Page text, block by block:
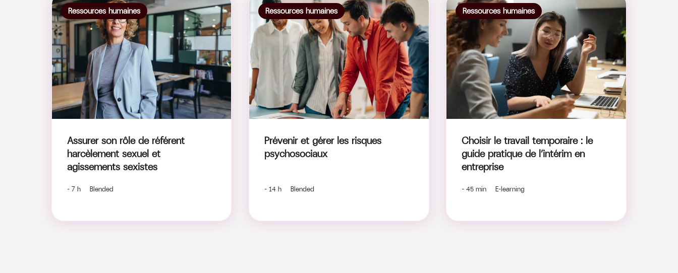
Ressources humaines
Assurer son rôle de référent
harcèlement sexuel et
agissements sexistes
- 7 h Blended
Ressources humaines
Prévenir et gérer les risques
psychosociaux
- 14 h Blended
Ressources humaines
Choisir le travail temporaire : le
guide pratique de l’intérim en
entreprise
- 45 min E-learning